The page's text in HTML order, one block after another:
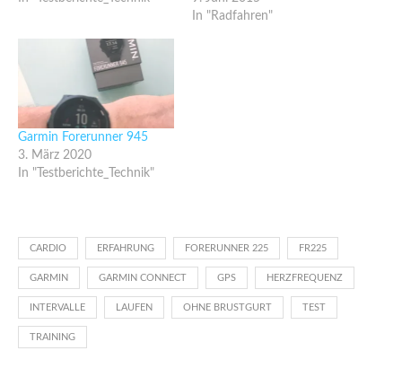
In "Radfahren"
Garmin Forerunner 945
3. März 2020
In "Testberichte_Technik"
CARDIO ERFAHRUNG FORERUNNER 225 FR225
GARMIN GARMIN CONNECT GPS HERZFREQUENZ
INTERVALLE LAUFEN OHNE BRUSTGURT TEST
TRAINING